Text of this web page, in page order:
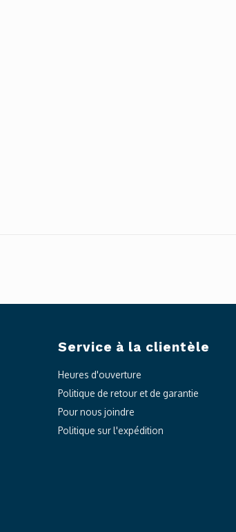
Service à la clientèle
Heures d'ouverture
Politique de retour et de garantie
Pour nous joindre
Politique sur l'expédition